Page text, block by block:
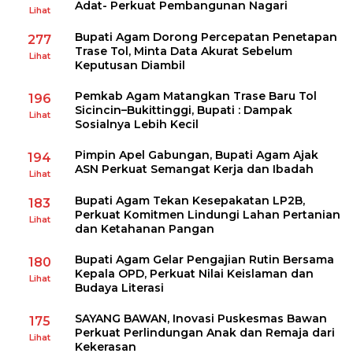
Lihat
Adat- Perkuat Pembangunan Nagari
277
Lihat
Bupati Agam Dorong Percepatan Penetapan
Trase Tol, Minta Data Akurat Sebelum
Keputusan Diambil
196
Lihat
Pemkab Agam Matangkan Trase Baru Tol
Sicincin–Bukittinggi, Bupati : Dampak
Sosialnya Lebih Kecil
194
Lihat
Pimpin Apel Gabungan, Bupati Agam Ajak
ASN Perkuat Semangat Kerja dan Ibadah
183
Lihat
Bupati Agam Tekan Kesepakatan LP2B,
Perkuat Komitmen Lindungi Lahan Pertanian
dan Ketahanan Pangan
180
Lihat
Bupati Agam Gelar Pengajian Rutin Bersama
Kepala OPD, Perkuat Nilai Keislaman dan
Budaya Literasi
175
Lihat
SAYANG BAWAN, Inovasi Puskesmas Bawan
Perkuat Perlindungan Anak dan Remaja dari
Kekerasan